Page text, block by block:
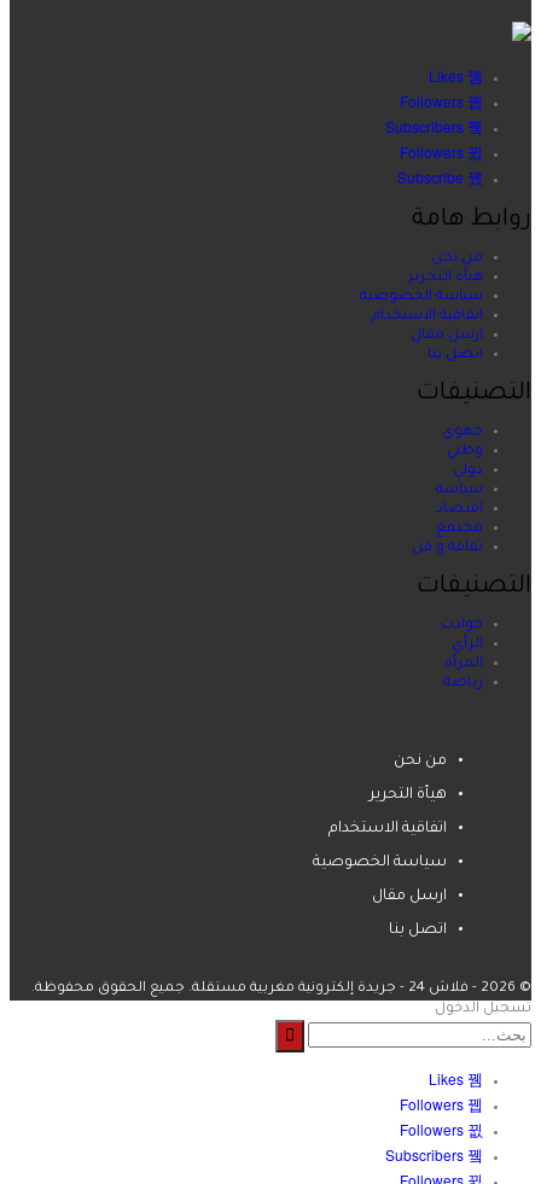
روابط هامة
من نحن
هيأة التحرير
سياسة الخصوصية
اتفاقية الاستخدام
ارسل مقال
اتصل بنا
التصنيفات
جهوي
وطني
دولي
سياسة
اقتصاد
مجتمع
ثقافة و فن
التصنيفات
حوادث
الرأي
المرأة
رياضة
من نحن
هيأة التحرير
اتفاقية الاستخدام
سياسة الخصوصية
ارسل مقال
اتصل بنا
© 2026 - فلاش 24 - جريدة إلكترونية مغربية مستقلة. جميع الحقوق محفوظة.
تسجيل الدخول